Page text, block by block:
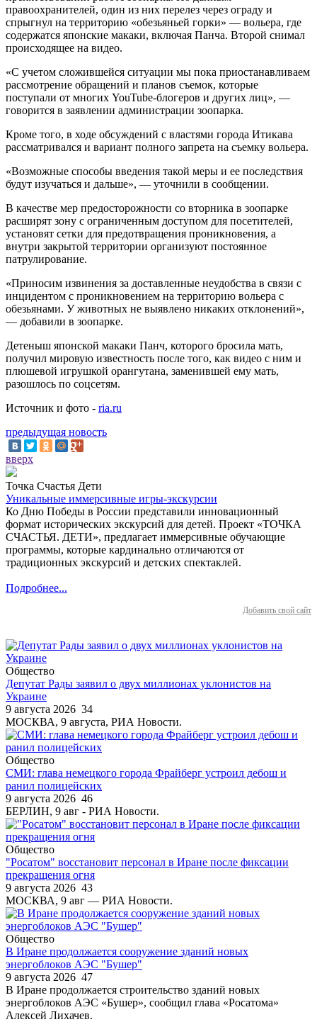
правоохранителей, один из них перелез через ограду и
спрыгнул на территорию «обезьяньей горки» — вольера, где
содержатся японские макаки, включая Панча. Второй снимал
происходящее на видео.
«С учетом сложившейся ситуации мы пока приостанавливаем
рассмотрение обращений и планов съемок, которые
поступали от многих YouTube-блогеров и других лиц», —
говорится в заявлении администрации зоопарка.
Кроме того, в ходе обсуждений с властями города Итикава
рассматривался и вариант полного запрета на съемку вольера.
«Возможные способы введения такой меры и ее последствия
будут изучаться и дальше», — уточнили в сообщении.
В качестве мер предосторожности со вторника в зоопарке
расширят зону с ограниченным доступом для посетителей,
установят сетки для предотвращения проникновения, а
внутри закрытой территории организуют постоянное
патрулирование.
«Приносим извинения за доставленные неудобства в связи с
инцидентом с проникновением на территорию вольера с
обезьянами. У животных не выявлено никаких отклонений»,
— добавили в зоопарке.
Детеныш японской макаки Панч, которого бросила мать,
получил мировую известность после того, как видео с ним и
плюшевой игрушкой орангутана, заменившей ему мать,
разошлось по соцсетям.
Источник и фото - ria.ru
предыдущая новость
вверх
Точка Счастья Дети
Уникальные иммерсивные игры-экскурсии
Ко Дню Победы в России представили инновационный
формат исторических экскурсий для детей. Проект «ТОЧКА
СЧАСТЬЯ. ДЕТИ», предлагает иммерсивные обучающие
программы, которые кардинально отличаются от
традиционных экскурсий и детских спектаклей.
Подробнее...
Добавить свой сайт
Общество
Депутат Рады заявил о двух миллионах уклонистов на
Украине
9 августа 2026 34
МОСКВА, 9 августа, РИА Новости.
Общество
СМИ: глава немецкого города Фрайберг устроил дебош и
ранил полицейских
9 августа 2026 46
БЕРЛИН, 9 авг - РИА Новости.
Общество
"Росатом" восстановит персонал в Иране после фиксации
прекращения огня
9 августа 2026 43
МОСКВА, 9 авг — РИА Новости.
Общество
В Иране продолжается сооружение зданий новых
энергоблоков АЭС "Бушер"
9 августа 2026 47
В Иране продолжается строительство зданий новых
энергоблоков АЭС «Бушер», сообщил глава «Росатома»
Алексей Лихачев.